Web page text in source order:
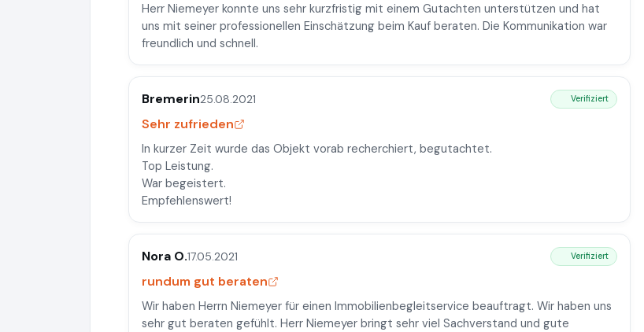
Herr Niemeyer konnte uns sehr kurzfristig mit einem Gutachten unterstützen und hat
uns mit seiner professionellen Einschätzung beim Kauf beraten. Die Kommunikation war
freundlich und schnell.
Bremerin25.08.2021 Verifiziert
Sehr zufrieden
In kurzer Zeit wurde das Objekt vorab recherchiert, begutachtet.
Top Leistung.
War begeistert.
Empfehlenswert!
Nora O.17.05.2021 Verifiziert
rundum gut beraten
Wir haben Herrn Niemeyer für einen Immobilienbegleitservice beauftragt. Wir haben uns
sehr gut beraten gefühlt. Herr Niemeyer bringt sehr viel Sachverstand und gute